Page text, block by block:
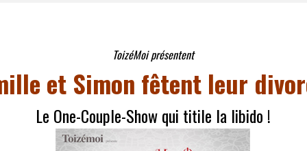
ToizéMoi présentent
et Simon fêtent leur
Le One-Couple-Show qui titile la libido !